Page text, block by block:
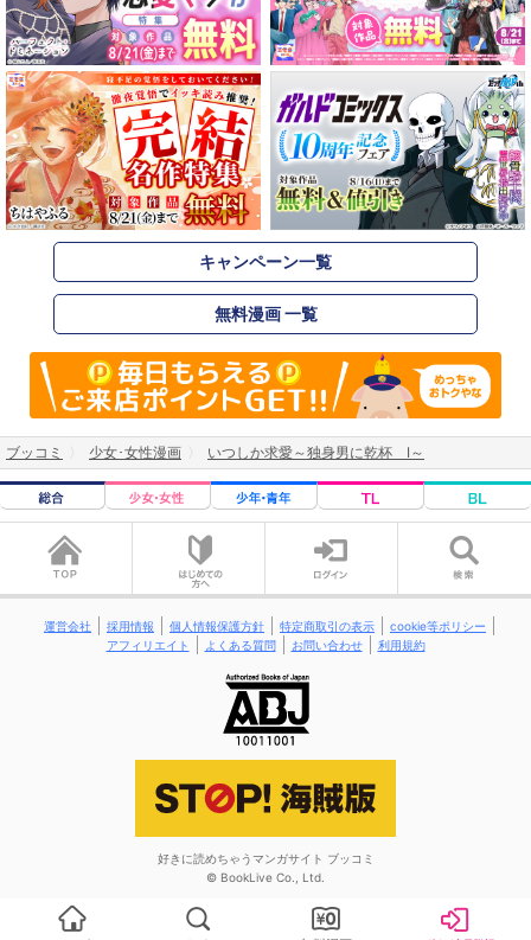
キャンペーン一覧
無料漫画 一覧
ブッコミ 少女･女性漫画 いつしか求愛～独身男に乾杯 I～
運営会社 採用情報 個人情報保護方針 特定商取引の表示
cookie等ポリシー
アフィリエイト
よくある質問 お問い合わせ 利用規約
好きに読めちゃうマンガサイト ブッコミ
© BookLive Co., Ltd.